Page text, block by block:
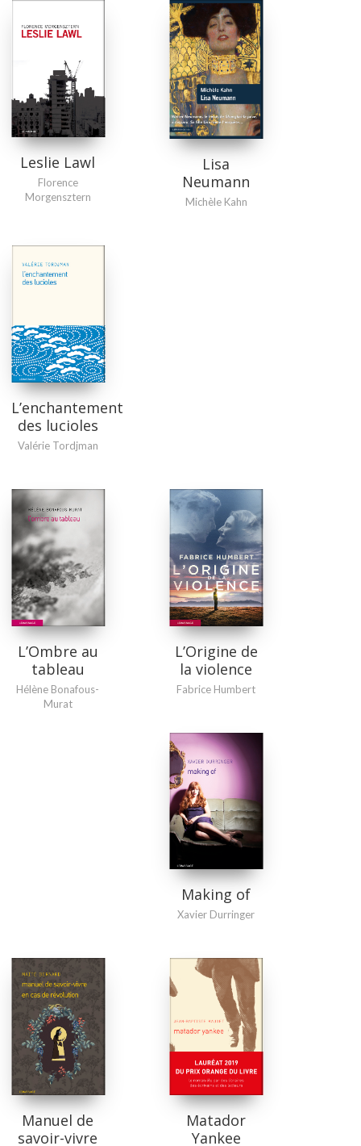
Leslie Lawl
Florence
Morgensztern
Lisa
Neumann
Michèle Kahn
L’enchantement
des lucioles
Valérie Tordjman
L’Ombre au
tableau
Hélène Bonafous-
Murat
L’Origine de
la violence
Fabrice Humbert
Making of
Xavier Durringer
Manuel de
savoir-vivre
Matador
Yankee